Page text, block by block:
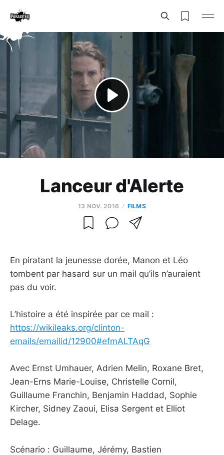
Lanceur d'Alerte
13 NOV. 2016 FILMS
En piratant la jeunesse dorée, Manon et Léo
tombent par hasard sur un mail qu’ils n’auraient
pas du voir.
L’histoire a été inspirée par ce mail :
https://wikileaks.org/clinton-
emails/emailid/12900#efmALTAqG
Avec Ernst Umhauer, Adrien Melin, Roxane Bret,
Jean-Erns Marie-Louise, Christelle Cornil,
Guillaume Franchin, Benjamin Haddad, Sophie
Kircher, Sidney Zaoui, Elisa Sergent et Elliot
Delage.
Scénario : Guillaume, Jérémy, Bastien